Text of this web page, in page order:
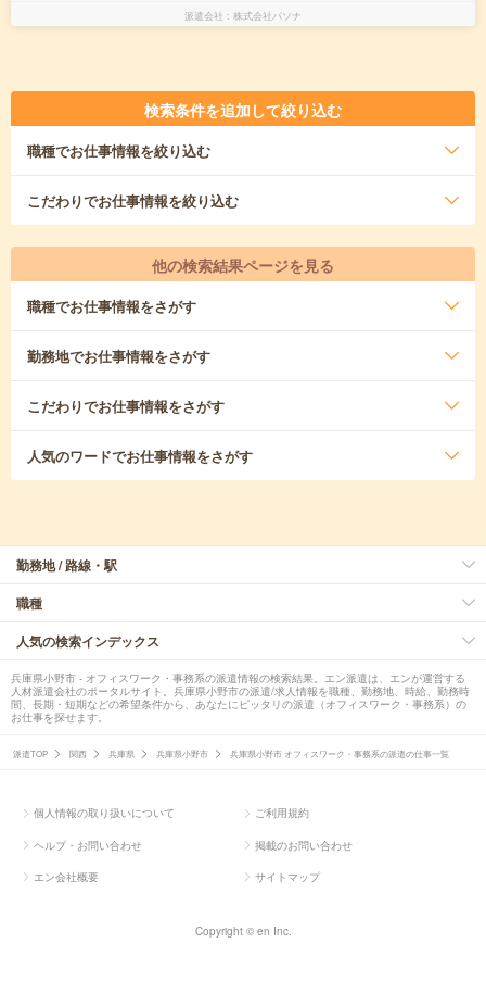
派遣会社 株式会社パソナ
検索条件を追加して絞り込む
職種でお仕事情報を絞り込む
こだわりでお仕事情報を絞り込む
他の検索結果ページを見る
職種でお仕事情報をさがす
勤務地でお仕事情報をさがす
こだわりでお仕事情報をさがす
人気のワードでお仕事情報をさがす
勤務地 / 路線・駅
職種
人気の検索インデックス
兵庫県小野市 - オフィスワーク・事務系の派遣情報の検索結果。エン派遣は、エンが運営する
人材派遣会社のポータルサイト。兵庫県小野市の派遣/求人情報を職種、勤務地、時給、勤務時
間、長期・短期などの希望条件から、あなたにピッタリの派遣（オフィスワーク・事務系）の
お仕事を探せます。
派遣TOP 関西 兵庫県 兵庫県小野市 兵庫県小野市 オフィスワーク・事務系の派遣の仕事一覧
個人情報の取り扱いについて ご利用規約
ヘルプ・お問い合わせ 掲載のお問い合わせ
エン会社概要 サイトマップ
Copyright © en Inc.